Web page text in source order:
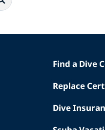
Find a Dive
Replace
Dive